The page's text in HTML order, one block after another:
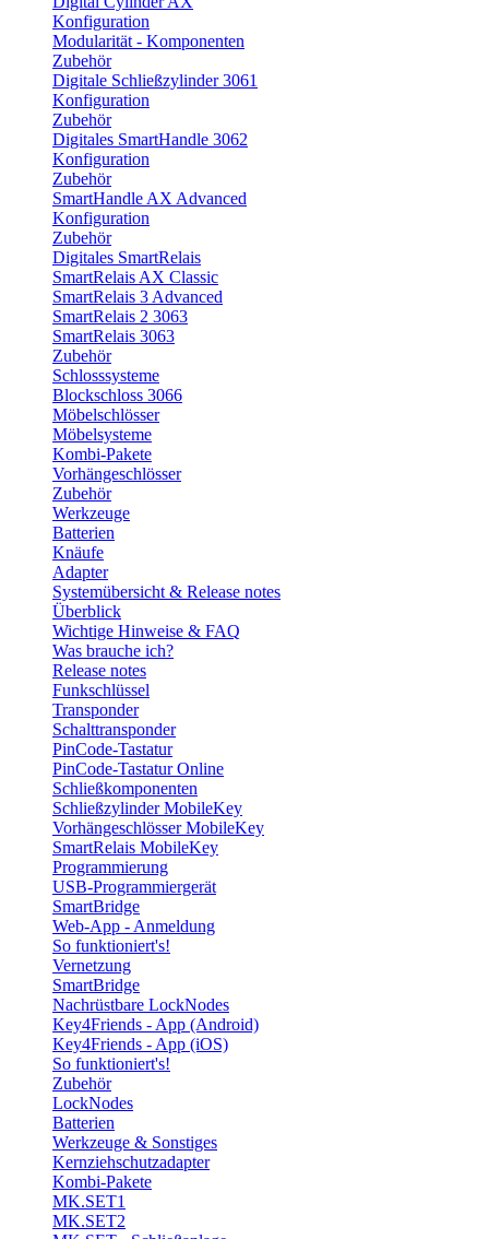
Konfiguration
Modularität - Komponenten
Zubehör
Digitale Schließzylinder 3061
Konfiguration
Zubehör
Digitales SmartHandle 3062
Konfiguration
Zubehör
SmartHandle AX Advanced
Konfiguration
Zubehör
Digitales SmartRelais
SmartRelais AX Classic
SmartRelais 3 Advanced
SmartRelais 2 3063
SmartRelais 3063
Zubehör
Schlosssysteme
Blockschloss 3066
Möbelschlösser
Möbelsysteme
Kombi-Pakete
Vorhängeschlösser
Zubehör
Werkzeuge
Batterien
Knäufe
Adapter
Systemübersicht & Release notes
Überblick
Wichtige Hinweise & FAQ
Was brauche ich?
Release notes
Funkschlüssel
Transponder
Schalttransponder
PinCode-Tastatur
PinCode-Tastatur Online
Schließkomponenten
Schließzylinder MobileKey
Vorhängeschlösser MobileKey
SmartRelais MobileKey
Programmierung
USB-Programmiergerät
SmartBridge
Web-App - Anmeldung
So funktioniert's!
Vernetzung
SmartBridge
Nachrüstbare LockNodes
Key4Friends - App (Android)
Key4Friends - App (iOS)
So funktioniert's!
Zubehör
LockNodes
Batterien
Werkzeuge & Sonstiges
Kernziehschutzadapter
Kombi-Pakete
MK.SET1
MK.SET2